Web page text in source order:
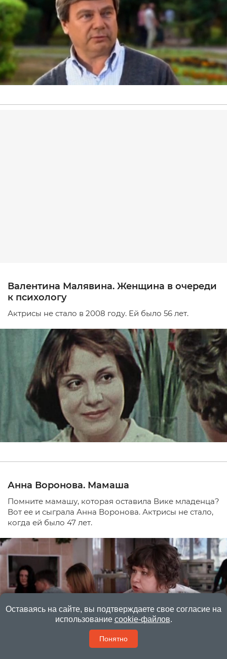
Валентина Малявина. Женщина в очереди
к психологу
Актрисы не стало в 2008 году. Ей было 56 лет.
Анна Воронова. Мамаша
Помните мамашу, которая оставила Вике младенца?
Вот ее и сыграла Анна Воронова. Актрисы не стало,
когда ей было 47 лет.
Оставаясь на сайте, вы подтверждаете свое согласие на
использование cookie-файлов.
Понятно